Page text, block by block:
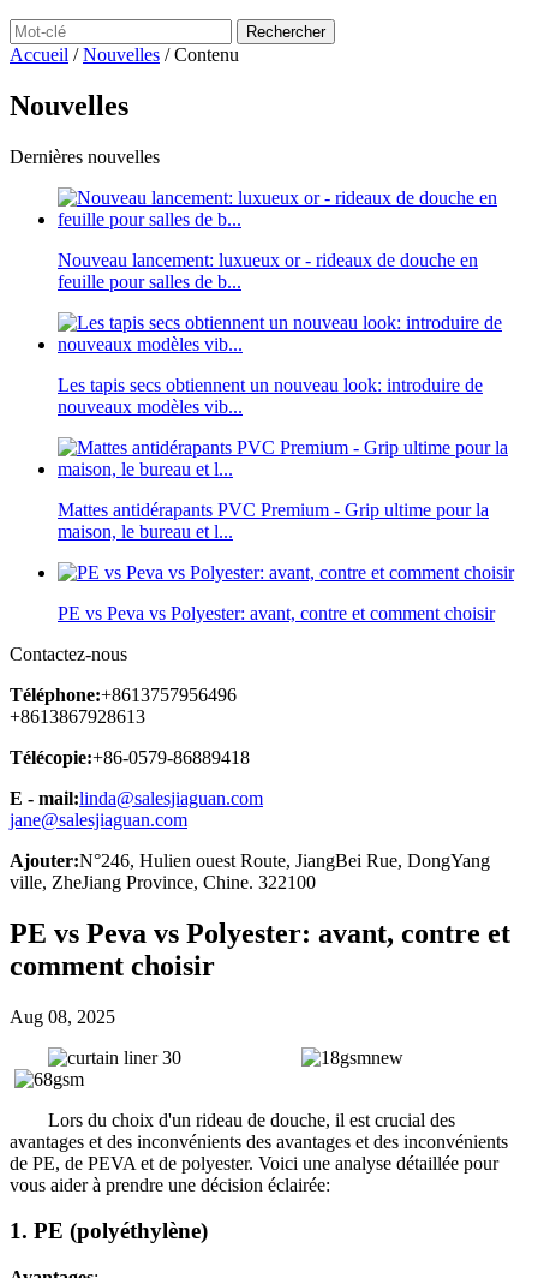
Accueil /Nouvelles / Contenu
Nouvelles
Dernières nouvelles
Nouveau lancement: luxueux or - rideaux de douche en
feuille pour salles de b...
Les tapis secs obtiennent un nouveau look: introduire de
nouveaux modèles vib...
Mattes antidérapants PVC Premium - Grip ultime pour la
maison, le bureau et l...
PE vs Peva vs Polyester: avant, contre et comment choisir
Contactez-nous
Téléphone:+8613757956496
+8613867928613
Télécopie:+86-0579-86889418
E - mail:linda@salesjiaguan.com
jane@salesjiaguan.com
Ajouter:N°246, Hulien ouest Route, JiangBei Rue, DongYang
ville, ZheJiang Province, Chine. 322100
PE vs Peva vs Polyester: avant, contre et
comment choisir
Aug 08, 2025
Lors du choix d'un rideau de douche, il est crucial des
avantages et des inconvénients des avantages et des inconvénients
de PE, de PEVA et de polyester. Voici une analyse détaillée pour
vous aider à prendre une décision éclairée:
1. PE (polyéthylène)